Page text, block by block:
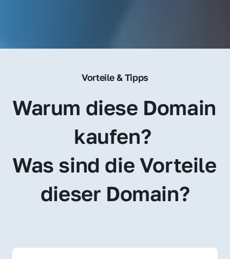
Vorteile & Tipps
Warum diese Domain
kaufen?
Was sind die Vorteile
dieser Domain?